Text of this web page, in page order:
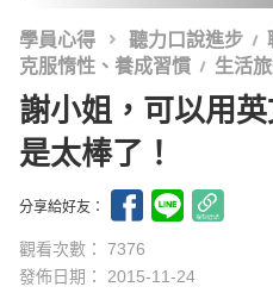
學員心得 聽力口說進步
克服惰性、養成習慣
生活
謝小姐，可以用
是太棒了！
分享給好友：
觀看次數： 7376
發佈日期： 2015-11-24